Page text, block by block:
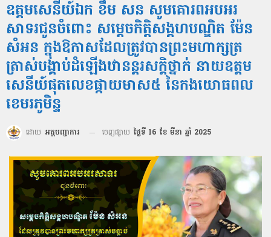
ឧត្តមសេនីយ៍ឯក ខឹម សន សូមគោរពអបអរ
សាទរជូនចំពោះ សម្ដេចកិត្តិសង្គហបណ្ឌិត ម៉ែន
សំអន ក្នុងឱកាសដែលត្រូវបានព្រះមហាក្សត្រ
ត្រាស់បង្គាប់ដំឡើងឋានន្តរសក្តិថ្នាក់ នាយឧត្តម
សេនីយ៍ផុតលេខផ្កាយមាស៥ នៃកងយោធពល
ខេមរភូមិន្ទ
ដោយ អគ្គបញ្ជាការ ចេញផ្សាយ ថ្ងៃទី 16 ខែ មីនា ឆ្នាំ 2025